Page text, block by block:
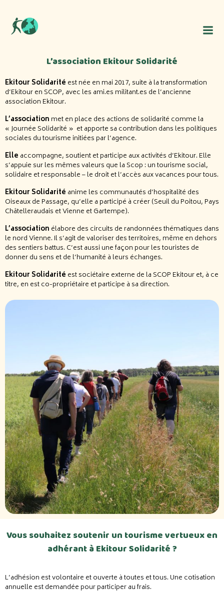
L’association Ekitour Solidarité
Ekitour Solidarité est née en mai 2017, suite à la transformation
d’Ekitour en SCOP, avec les ami.es militant.es de l’ancienne
association Ekitour.
L’association met en place des actions de solidarité comme la
« Journée Solidarité » et apporte sa contribution dans les politiques
sociales du tourisme initiées par l’agence.
Elle accompagne, soutient et participe aux activités d’Ekitour. Elle
s’appuie sur les mêmes valeurs que la Scop : un tourisme social,
solidaire et responsable – le droit et l’accès aux vacances pour tous.
Ekitour Solidarité anime les communautés d’hospitalité des
Oiseaux de Passage, qu’elle a participé à créer (Seuil du Poitou, Pays
Châtelleraudais et Vienne et Gartempe).
L’association élabore des circuits de randonnées thématiques dans
le nord Vienne. Il s’agit de valoriser des territoires, même en dehors
des sentiers battus. C’est aussi une façon pour les touristes de
donner du sens et de l’humanité à leurs échanges.
Ekitour Solidarité est sociétaire externe de la SCOP Ekitour et, à ce
titre, en est co-propriétaire et participe à sa direction.
Vous souhaitez soutenir un tourisme vertueux en
adhérant à Ekitour Solidarité ?
L’adhésion est volontaire et ouverte à toutes et tous. Une cotisation
annuelle est demandée pour participer au frais.